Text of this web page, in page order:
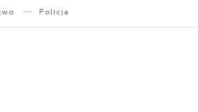
Policja